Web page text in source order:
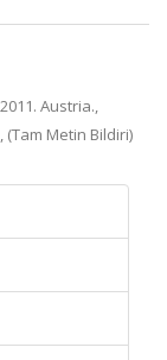
Austria.,
(Tam Metin Bildiri)